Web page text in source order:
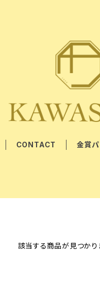
CONTACT 金賞
該当する商品が見つかり